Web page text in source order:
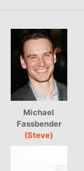
Michael
Fassbender
(Steve)